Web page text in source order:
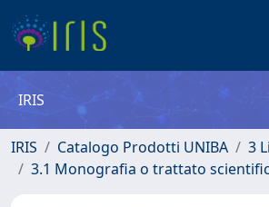
IRIS
IRIS Catalogo Prodotti UNIBA
3
3.1 Monografia o trattato